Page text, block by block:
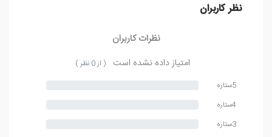
نظر کاربران
نظرات کاربران
امتیاز داده نشده است
( از 0 نظر )
5ستاره
4ستاره
3ستاره